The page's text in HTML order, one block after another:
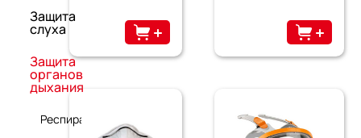
Защита
слуха
Защита
органов
дыхания
Респираторы